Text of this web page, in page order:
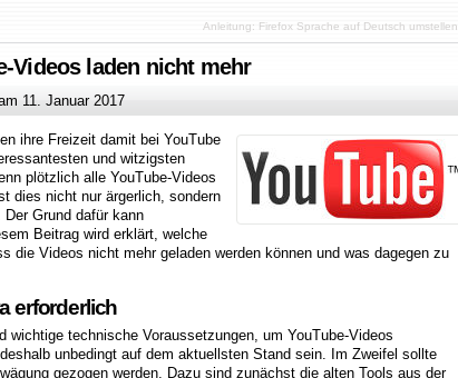
Anleitung: Firefox Sprache auf Deutsch umstellen
Videos laden nicht mehr
11. Januar 2017
ihre Freizeit damit bei YouTube
und witzigsten
plötzlich alle YouTube-Videos
dies nicht nur ärgerlich, sondern
Grund dafür kann
Beitrag wird erklärt, welche
die Videos nicht mehr geladen werden können und was dagegen zu
erforderlich
wichtige technische Voraussetzungen, um YouTube-Videos
unbedingt auf dem aktuellsten Stand sein. Im Zweifel sollte
gezogen werden. Dazu sind zunächst die alten Tools aus der